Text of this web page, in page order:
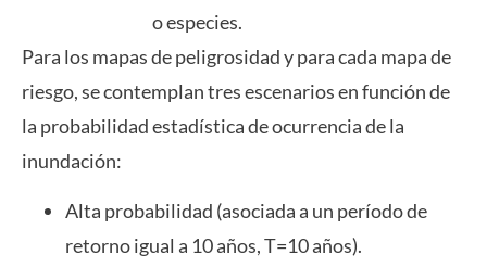
o especies.
Para los mapas de peligrosidad y para cada mapa de
riesgo, se contemplan tres escenarios en función de
la probabilidad estadística de ocurrencia de la
inundación:
Alta probabilidad (asociada a un período de
retorno igual a 10 años, T=10 años).